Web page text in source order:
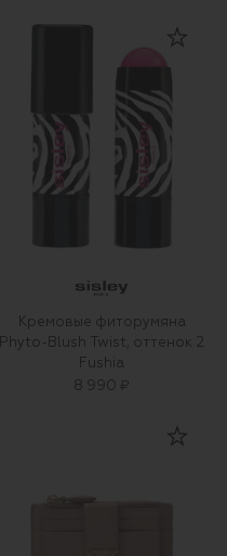
Кремовые фиторумяна
Phyto-Blush Twist, оттенок 2
Fushia
8 990 ₽